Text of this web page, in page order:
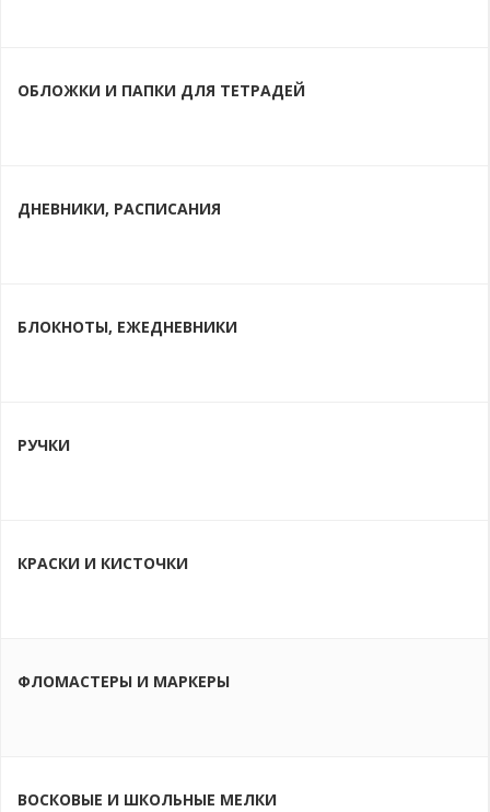
ОБЛОЖКИ И ПАПКИ ДЛЯ ТЕТРАДЕЙ
ДНЕВНИКИ, РАСПИСАНИЯ
БЛОКНОТЫ, ЕЖЕДНЕВНИКИ
РУЧКИ
КРАСКИ И КИСТОЧКИ
ФЛОМАСТЕРЫ И МАРКЕРЫ
ВОСКОВЫЕ И ШКОЛЬНЫЕ МЕЛКИ